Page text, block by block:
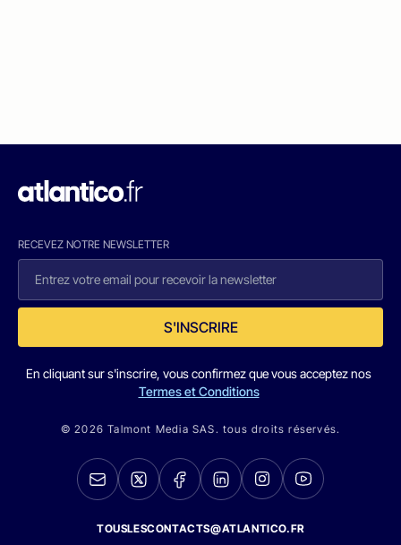
RECEVEZ NOTRE NEWSLETTER
S'INSCRIRE
En cliquant sur s'inscrire, vous confirmez que vous acceptez nos
Termes et Conditions
© 2026 Talmont Media SAS. tous droits réservés.
TOUSLESCONTACTS@ATLANTICO.FR